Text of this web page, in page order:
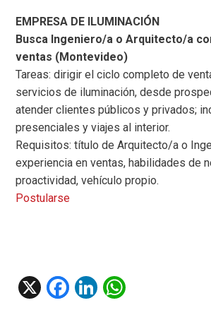
EMPRESA DE ILUMINACIÓN
Busca Ingeniero/a o Arquitecto/a
ventas (Montevideo)
Tareas: dirigir el ciclo completo de
servicios de iluminación, desde
atender clientes públicos y privados;
presenciales y viajes al interior.
Requisitos: título de Arquitecto/a o
experiencia en ventas, habilidades de
proactividad, vehículo propio.
Postularse
X
F
Li